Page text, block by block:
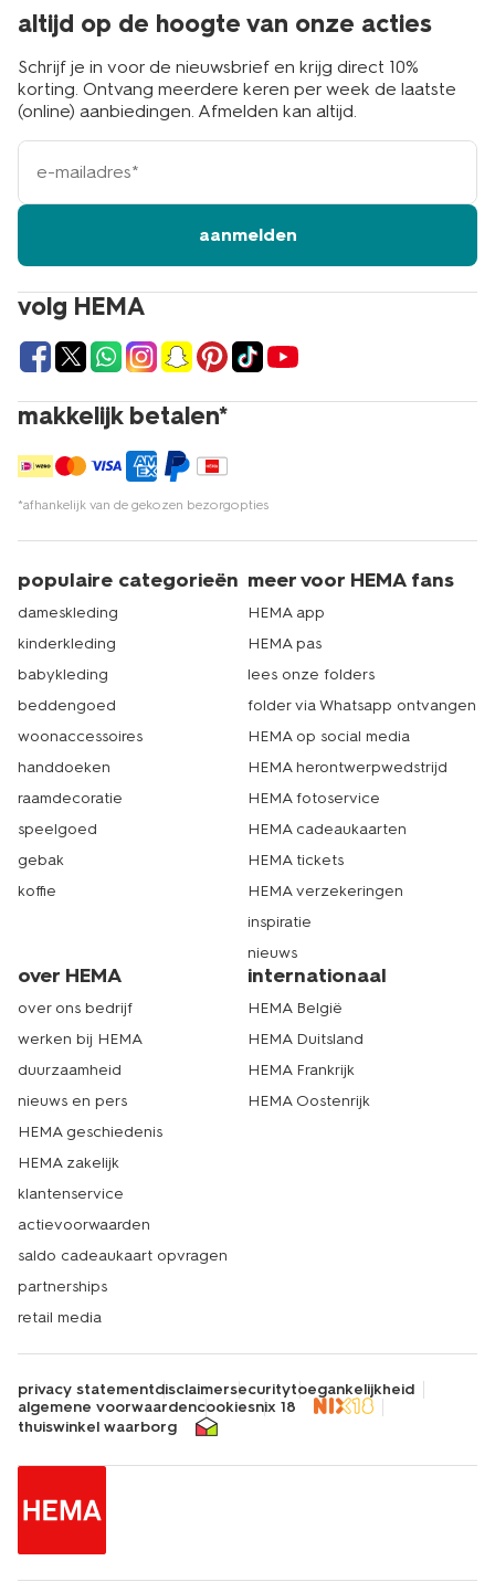
volg HEMA
makkelijk betalen*
*afhankelijk van de gekozen bezorgopties
altijd op de hoogte van onze acties
Schrijf je in voor de nieuwsbrief en krijg direct 10%
korting. Ontvang meerdere keren per week de laatste
(online) aanbiedingen. Afmelden kan altijd.
e-
mailadres
aanmelden
populaire categorieën
dameskleding
kinderkleding
babykleding
beddengoed
woonaccessoires
handdoeken
raamdecoratie
speelgoed
gebak
koffie
meer voor HEMA fans
HEMA app
HEMA pas
lees onze folders
folder via Whatsapp ontvangen
HEMA op social media
HEMA herontwerpwedstrijd
HEMA fotoservice
HEMA cadeaukaarten
HEMA tickets
HEMA verzekeringen
inspiratie
nieuws
over HEMA
over ons bedrijf
werken bij HEMA
duurzaamheid
nieuws en pers
HEMA geschiedenis
HEMA zakelijk
klantenservice
actievoorwaarden
saldo cadeaukaart opvragen
partnerships
retail media
internationaal
HEMA België
HEMA Duitsland
HEMA Frankrijk
HEMA Oostenrijk
privacy statementdisclaimersecuritytoegankelijkheid
algemene voorwaardencookiesnix 18
thuiswinkel waarborg